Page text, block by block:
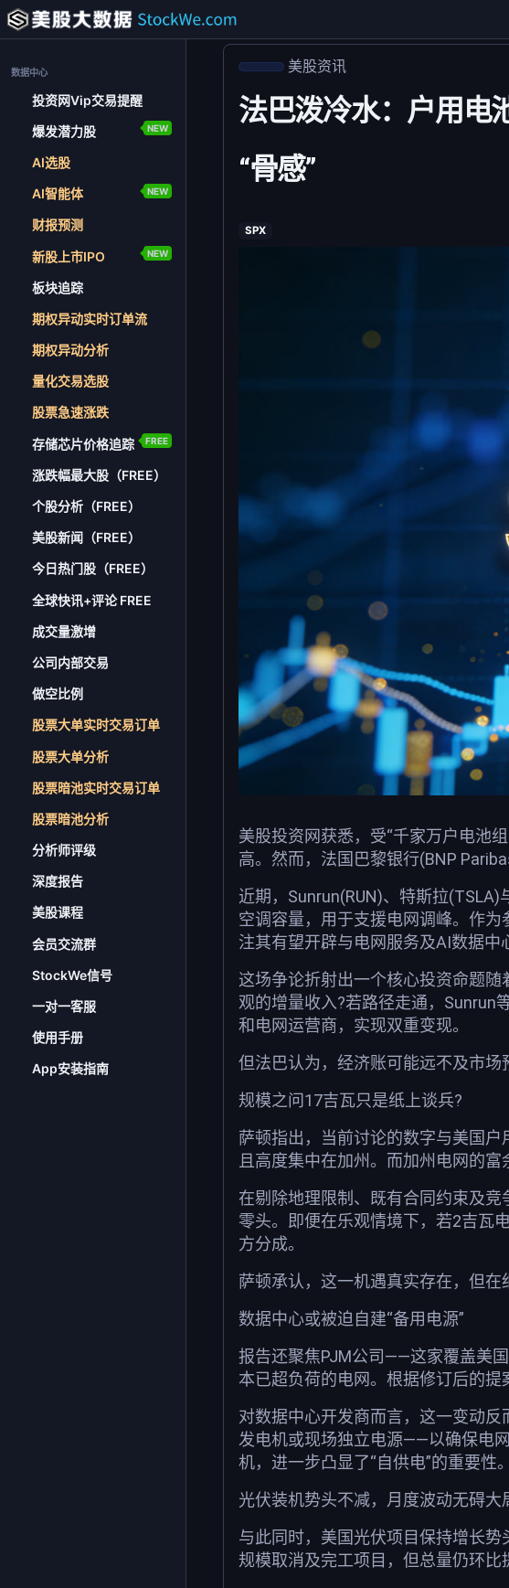
数据中心
投资网Vip交易提醒
爆发潜力股 NEW
AI选股
AI智能体 NEW
财报预测
新股上市IPO NEW
板块追踪
期权异动实时订单流
期权异动分析
量化交易选股
股票急速涨跌
存储芯片价格追踪 FREE
涨跌幅最大股（FREE）
个股分析（FREE）
美股新闻（FREE）
今日热门股（FREE）
全球快讯+评论 FREE
成交量激增
公司内部交易
做空比例
股票大单实时交易订单
股票大单分析
股票暗池实时交易订单
股票暗池分析
分析师评级
深度报告
美股课程
会员交流群
StockWe信号
一对一客服
使用手册
App安装指南
美股资讯
法巴泼冷水：户用电
“骨感”
SPX
美股投资网获悉，受“千家万户电池
高。然而，法国巴黎银行(BNP
近期，Sunrun(RUN)、特斯拉
空调容量，用于支援电网调峰。作
注其有望开辟与电网服务及AI数据中
这场争论折射出一个核心投资命题
观的增量收入?若路径走通，Sunrun
和电网运营商，实现双重变现。
但法巴认为，经济账可能远不及市场
规模之问17吉瓦只是纸上谈兵?
萨顿指出，当前讨论的数字与美国户
且高度集中在加州。而加州电网的
在剔除地理限制、既有合同约束及
零头。即便在乐观情境下，若2吉瓦
方分成。
萨顿承认，这一机遇真实存在，但在
数据中心或被迫自建“备用电源”
报告还聚焦PJM公司——这家覆盖美
本已超负荷的电网。根据修订后的提
对数据中心开发商而言，这一变动
发电机或现场独立电源——以确保电
机，进一步凸显了“自供电”的重要性。
光伏装机势头不减，月度波动无碍大
与此同时，美国光伏项目保持增长
规模取消及完工项目，但总量仍环比